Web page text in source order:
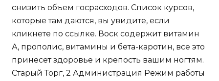
снизить объем госрасходов. Список курсов,
которые там даются, вы увидите, если
кликнете по ссылке. Воск содержит витамин
А, прополис, витамины и бета-каротин, все это
принесет здоровье и крепость вашим ногтям.
Старый Торг, 2 Администрация Режим работы